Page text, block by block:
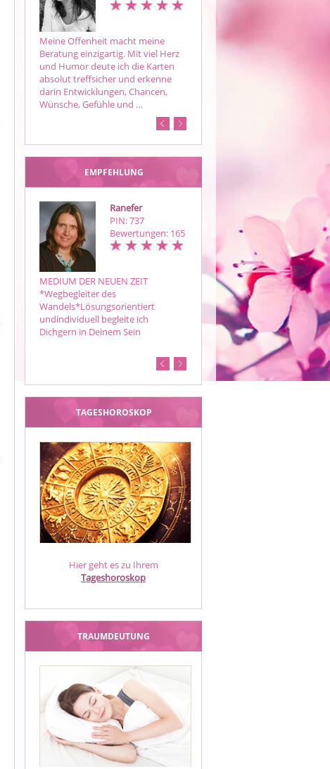
Meine Offenheit macht meine
Beratung einzigartig. Mit viel Herz
und Humor deute ich die Karten
absolut treffsicher und erkenne
darin Entwicklungen, Chancen,
Wünsche, Gefühle und …
Hellsichtiges Kartenmedium
,treffsicher, ehrlich und
EMPFEHLUNG
Ranefer
PIN: 737
Bewertungen: 165
MEDIUM DER NEUEN ZEIT
*Wegbegleiter des
Wandels*Lösungsorientiert
undindividuell begleite ich
Dichgern in Deinem Sein
PIN: 111
Bewertungen:
Hat unsere Liebe eine Chance?
geht es weiter im finanziellen
Bereich? Hellseherische, mediale,
einfühlsame und ehrliche
mit den Lenormandkarten und
Astrologie. Pe…
TAGESHOROSKOP
Hier geht es zu Ihrem
Tageshoroskop
TRAUMDEUTUNG